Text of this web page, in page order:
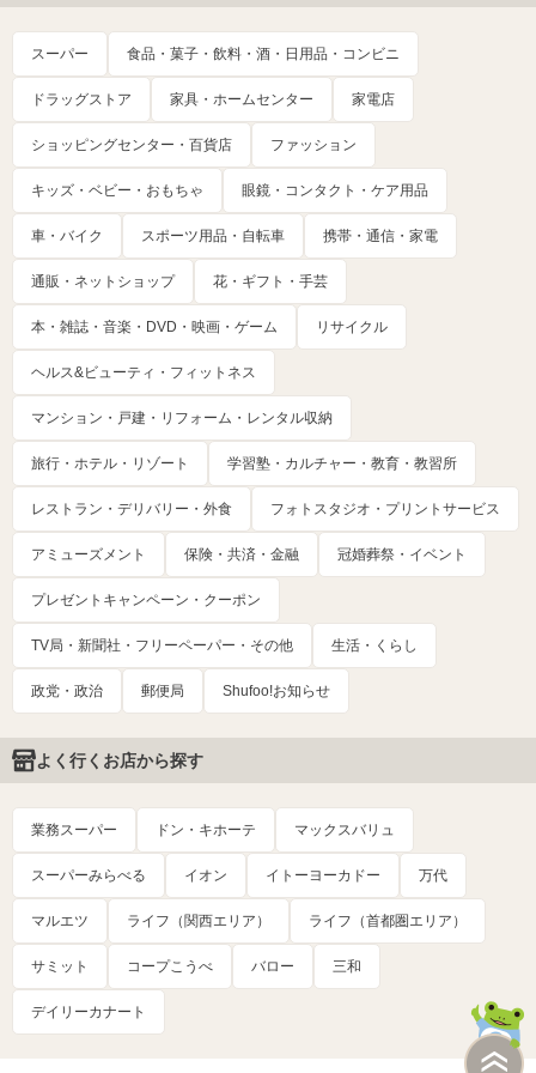
スーパー 食品・菓子・飲料・酒・日用品・コンビニ
ドラッグストア 家具・ホームセンター 家電店
ショッピングセンター・百貨店 ファッション
キッズ・ベビー・おもちゃ 眼鏡・コンタクト・ケア用品
車・バイク スポーツ用品・自転車 携帯・通信・家電
通販・ネットショップ 花・ギフト・手芸
本・雑誌・音楽・DVD・映画・ゲーム リサイクル
ヘルス&ビューティ・フィットネス
マンション・戸建・リフォーム・レンタル収納
旅行・ホテル・リゾート 学習塾・カルチャー・教育・教習所
レストラン・デリバリー・外食 フォトスタジオ・プリントサービス
アミューズメント 保険・共済・金融 冠婚葬祭・イベント
プレゼントキャンペーン・クーポン
TV局・新聞社・フリーペーパー・その他 生活・くらし
政党・政治 郵便局 Shufoo!お知らせ
よく行くお店から探す
業務スーパー ドン・キホーテ マックスバリュ
スーパーみらべる イオン イトーヨーカドー 万代
マルエツ ライフ（関西エリア） ライフ（首都圏エリア）
サミット コープこうべ バロー 三和
デイリーカナート